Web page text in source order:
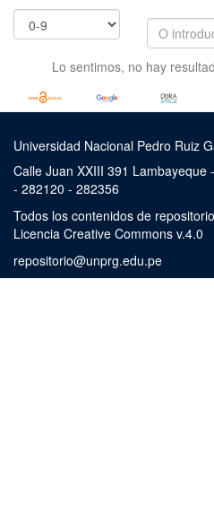
Lo sentimos, no hay
Universidad Nacional Pedro Ruiz
Calle Juan XXIII 391
- 282120 - 282356
Todos los contenidos de
Licencia Creative Commons v.4.0
repositorio@unprg.edu.pe